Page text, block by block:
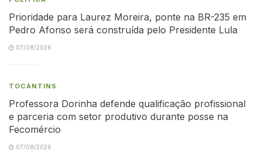
Prioridade para Laurez Moreira, ponte na BR-235 em
Pedro Afonso será construída pelo Presidente Lula
07/08/2026
TOCANTINS
Professora Dorinha defende qualificação profissional
e parceria com setor produtivo durante posse na
Fecomércio
07/08/2026